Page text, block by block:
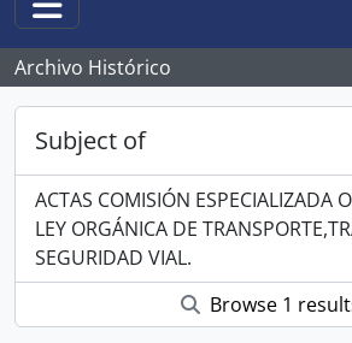
Toggle navigation
Archivo Histórico
Subject of
ACTAS COMISIÓN ESPECIALIZADA
LEY ORGÁNICA DE
SEGURIDAD VIAL.
Browse 1